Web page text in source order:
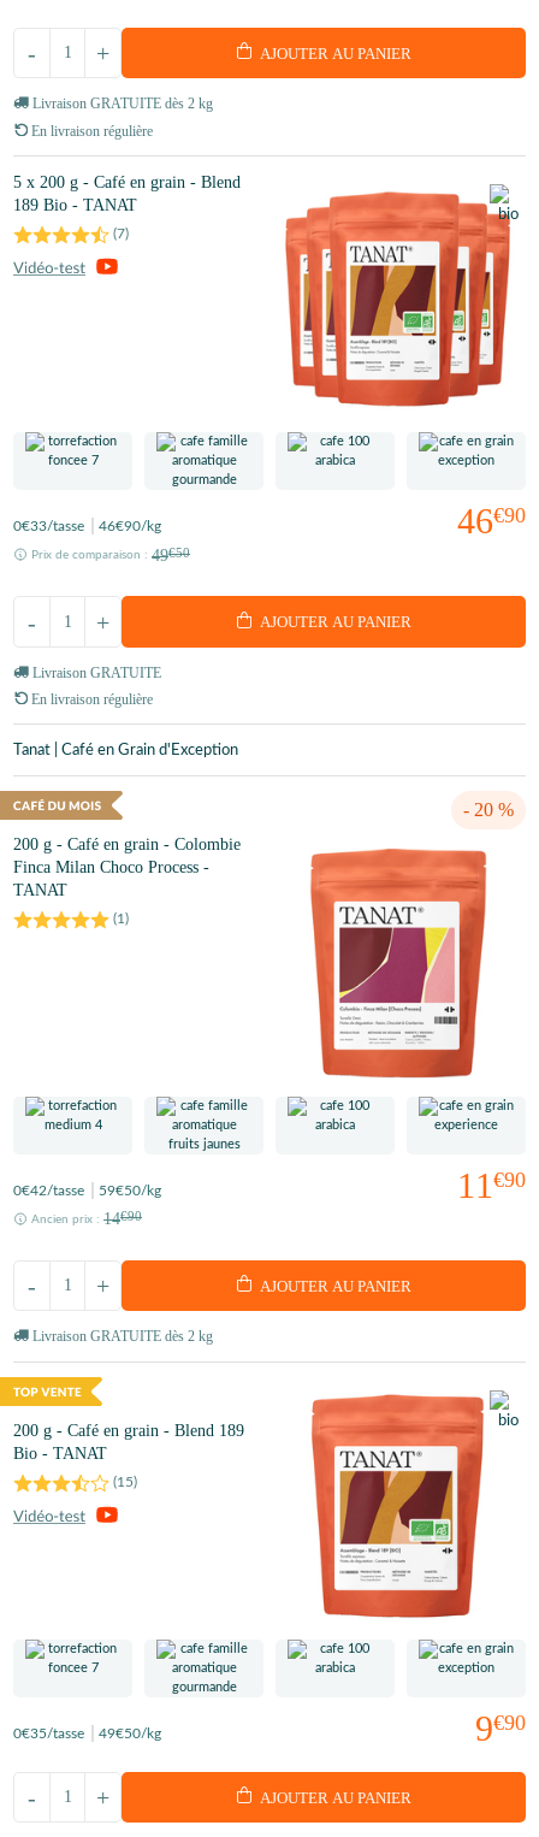
+
- AJOUTER AU PANIER
Livraison GRATUITE dès 2 kg
En livraison régulière
5 x 200 g - Café en grain - Blend
189 Bio - TANAT
(7)
46€90
0€33/tasse 46€90/kg
Prix de comparaison : 49€50
+
- AJOUTER AU PANIER
Livraison GRATUITE
En livraison régulière
Tanat | Café en Grain d'Exception
- 20 %
200 g - Café en grain - Colombie
Finca Milan Choco Process -
TANAT
(1 )
11 €90
0€42/tasse 59€50/kg
Ancien prix : 14€90
+
- AJOUTER AU PANIER
Livraison GRATUITE dès 2 kg
200 g - Café en grain - Blend 189
Bio - TANAT
(15)
9€90
0€35/tasse 49€50/kg
+
- AJOUTER AU PANIER